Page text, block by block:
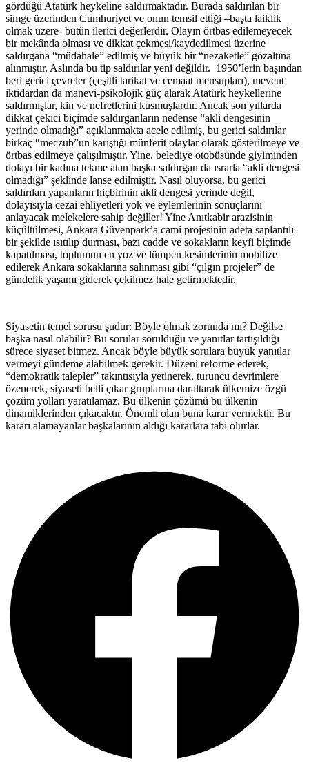
gördüğü Atatürk heykeline saldırmaktadır. Burada saldırılan bir
simge üzerinden Cumhuriyet ve onun temsil ettiği –başta laiklik
olmak üzere- bütün ilerici değerlerdir. Olayın örtbas edilemeyecek
bir mekânda olması ve dikkat çekmesi/kaydedilmesi üzerine
saldırgana “müdahale” edilmiş ve büyük bir “nezaketle” gözaltına
alınmıştır. Aslında bu tip saldırılar yeni değildir. 1950’lerin başından
beri gerici çevreler (çeşitli tarikat ve cemaat mensupları), mevcut
iktidardan da manevi-psikolojik güç alarak Atatürk heykellerine
saldırmışlar, kin ve nefretlerini kusmuşlardır. Ancak son yıllarda
dikkat çekici biçimde saldırganların nedense “akli dengesinin
yerinde olmadığı” açıklanmakta acele edilmiş, bu gerici saldırılar
birkaç “meczub”un karıştığı münferit olaylar olarak gösterilmeye ve
örtbas edilmeye çalışılmıştır. Yine, belediye otobüsünde giyiminden
dolayı bir kadına tekme atan başka saldırgan da ısrarla “akli dengesi
olmadığı” şeklinde lanse edilmiştir. Nasıl oluyorsa, bu gerici
saldırıları yapanların hiçbirinin akli dengesi yerinde değil,
dolayısıyla cezai ehliyetleri yok ve eylemlerinin sonuçlarını
anlayacak melekelere sahip değiller! Yine Anıtkabir arazisinin
küçültülmesi, Ankara Güvenpark’a cami projesinin adeta saplantılı
bir şekilde ısıtılıp durması, bazı cadde ve sokakların keyfi biçimde
kapatılması, toplumun en yoz ve lümpen kesimlerinin mobilize
edilerek Ankara sokaklarına salınması gibi “çılgın projeler” de
gündelik yaşamı giderek çekilmez hale getirmektedir.
Siyasetin temel sorusu şudur: Böyle olmak zorunda mı? Değilse
başka nasıl olabilir? Bu sorular sorulduğu ve yanıtlar tartışıldığı
sürece siyaset bitmez. Ancak böyle büyük sorulara büyük yanıtlar
vermeyi gündeme alabilmek gerekir. Düzeni reforme ederek,
“demokratik talepler” takıntısıyla yetinerek, turuncu devrimlere
özenerek, siyaseti belli çıkar gruplarına daraltarak ülkemize özgü
çözüm yolları yaratılamaz. Bu ülkenin çözümü bu ülkenin
dinamiklerinden çıkacaktır. Önemli olan buna karar vermektir. Bu
kararı alamayanlar başkalarının aldığı kararlara tabi olurlar.